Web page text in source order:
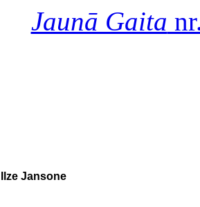
Jaunā Gaita
Ilze Jansone